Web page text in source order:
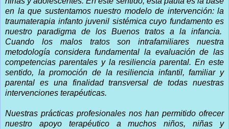
en la que sustentamos nuestro modelo de intervención: la
traumaterapia infanto juvenil sistémica cuyo fundamento es
nuestro paradigma de los Buenos tratos a la infancia.
Cuando los malos tratos son intrafamiliares nuestra
metodología considera fundamental la evaluación de las
competencias parentales y la resiliencia parental. En este
sentido, la promoción de la resiliencia infantil, familiar y
parental es una finalidad transversal de todas nuestras
intervenciones terapéuticas.
Nuestras prácticas profesionales nos han permitido ofrecer
nuestro apoyo terapéutico a muchos niños, niñas y